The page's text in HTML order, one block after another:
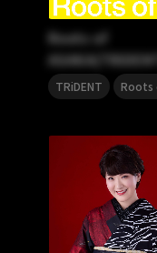
Roots of
ASAKA(TRiDENT)
TRiDENT Roots